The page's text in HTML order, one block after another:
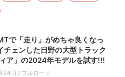
で「走り」がめちゃ良くなっ
ェンした日野の大型トラック
ィア」の2024年モデルを試す!!!
24日 / フルロード